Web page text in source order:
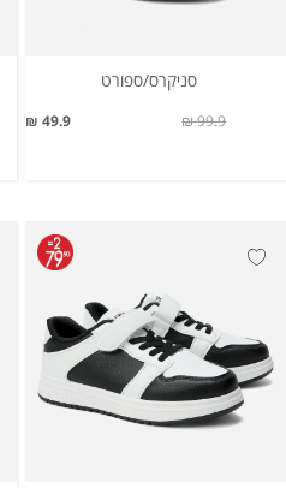
סניקרס/ספורט
49.9 ₪ 99.9 ₪